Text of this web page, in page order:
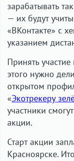
зарабатывать
— их будут
«ВКонтакте» с
указанием
Принять
этого нужно
открытом
«Экотрекеру
участники
акции.
Старт акции
Красноярске.